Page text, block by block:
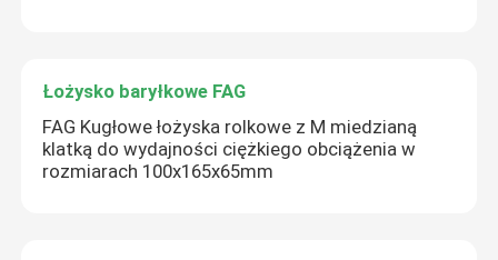
Łożysko baryłkowe FAG
FAG Kugłowe łożyska rolkowe z M miedzianą
klatką do wydajności ciężkiego obciążenia w
rozmiarach 100x165x65mm